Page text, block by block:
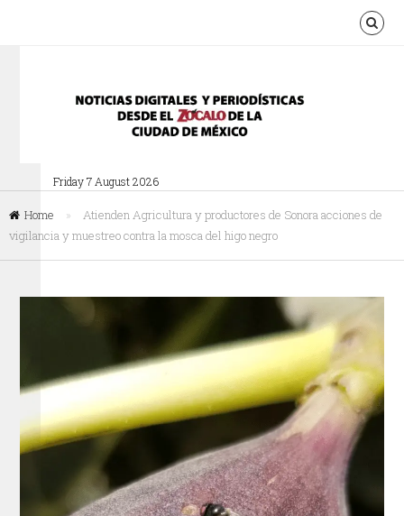
Friday 7 August 2026
Home »
Atienden Agricultura y productores de Sonora acciones de
vigilancia y muestreo contra la mosca del higo negro